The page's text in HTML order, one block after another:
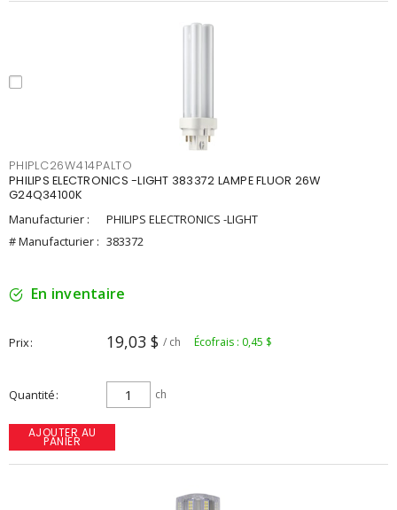
PHIPLC26W414PALTO
PHILIPS ELECTRONICS -LIGHT 383372 LAMPE FLUOR 26W
G24Q34100K
Manufacturier :
PHILIPS ELECTRONICS -LIGHT
# Manufacturier : 383372
En inventaire
Prix 19,03 $ / ch Écofrais : 0,45 $
Quantité ch
AJOUTER AU
PANIER